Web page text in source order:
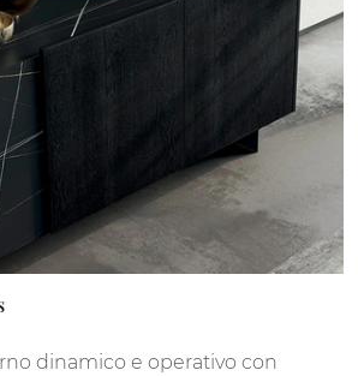
dinamico e operativo con